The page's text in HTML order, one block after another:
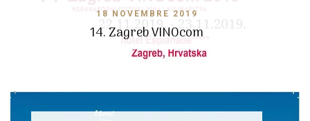
18 NOVEMBRE 2019
14. Zagreb VINOcom